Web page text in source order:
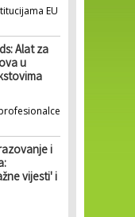
EU
Alat za
u
i
vijesti' i